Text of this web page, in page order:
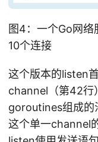
图4：一个Go网
10个连接
这个版本的listen
channel（第42行
goroutines组成的
这个单一channel